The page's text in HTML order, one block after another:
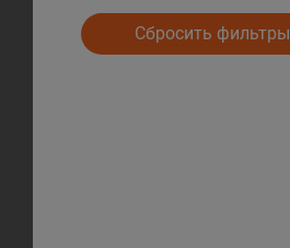
Сбросить фильтры